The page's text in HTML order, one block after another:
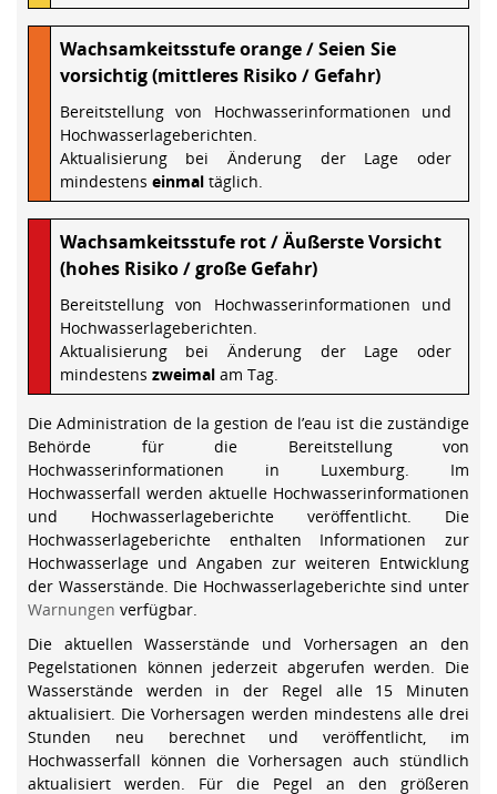
Wachsamkeitsstufe orange / Seien Sie
vorsichtig (mittleres Risiko / Gefahr)
Bereitstellung von Hochwasserinformationen und
Hochwasserlageberichten.
Aktualisierung bei Änderung der Lage oder
mindestens einmaltäglich.
Wachsamkeitsstufe rot / Äußerste Vorsicht
(hohes Risiko / große Gefahr)
Bereitstellung von Hochwasserinformationen und
Hochwasserlageberichten.
Aktualisierung bei Änderung der Lage oder
mindestens zweimalam Tag.
Die Administration de la gestion de l’eau ist die zuständige
Behörde für die Bereitstellung von
Hochwasserinformationen in Luxemburg. Im
Hochwasserfall werden aktuelle Hochwasserinformationen
und Hochwasserlageberichte veröffentlicht. Die
Hochwasserlageberichte enthalten Informationen zur
Hochwasserlage und Angaben zur weiteren Entwicklung
der Wasserstände. Die Hochwasserlageberichte sind unter
Warnungen verfügbar.
Die aktuellen Wasserstände und Vorhersagen an den
Pegelstationen können jederzeit abgerufen werden. Die
Wasserstände werden in der Regel alle 15 Minuten
aktualisiert. Die Vorhersagen werden mindestens alle drei
Stunden neu berechnet und veröffentlicht, im
Hochwasserfall können die Vorhersagen auch stündlich
aktualisiert werden. Für die Pegel an den größeren